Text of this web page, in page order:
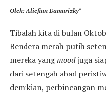
Oleh: Aliefian Damarizky*
Tibalah kita di bulan
Bendera merah putih
mereka yangmoodjuga
dari setengah abad
demikian, perbincangan